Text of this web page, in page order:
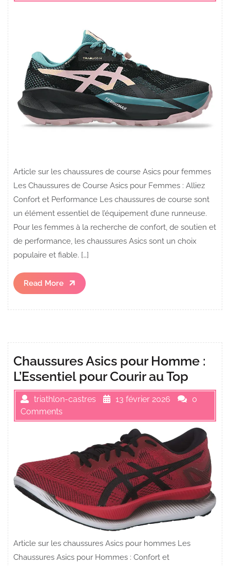
Article sur les chaussures de course Asics pour femmes
Les Chaussures de Course Asics pour Femmes : Alliez
Confort et Performance Les chaussures de course sont
un élément essentiel de l’équipement d’une runneuse.
Pour les femmes à la recherche de confort, de soutien et
de performance, les chaussures Asics sont un choix
populaire et fiable. […]
Read More
Read
More
Chaussures Asics pour Homme :
L’Essentiel pour Courir au Top
triathlon-castres 13 février 2026
0
Comments
Article sur les chaussures Asics pour hommes Les
Chaussures Asics pour Hommes : Confort et